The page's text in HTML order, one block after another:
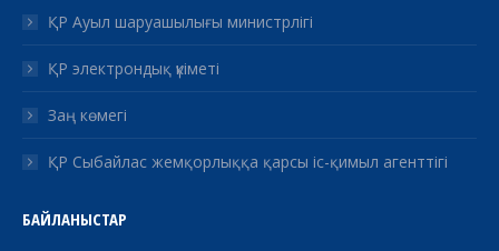
ҚР Ауыл шаруашылығы министрлігі
ҚР электрондық үкіметі
Заң көмегі
ҚР Сыбайлас жемқорлыққа қарсы іс-қимыл агенттігі
БАЙЛАНЫСТАР